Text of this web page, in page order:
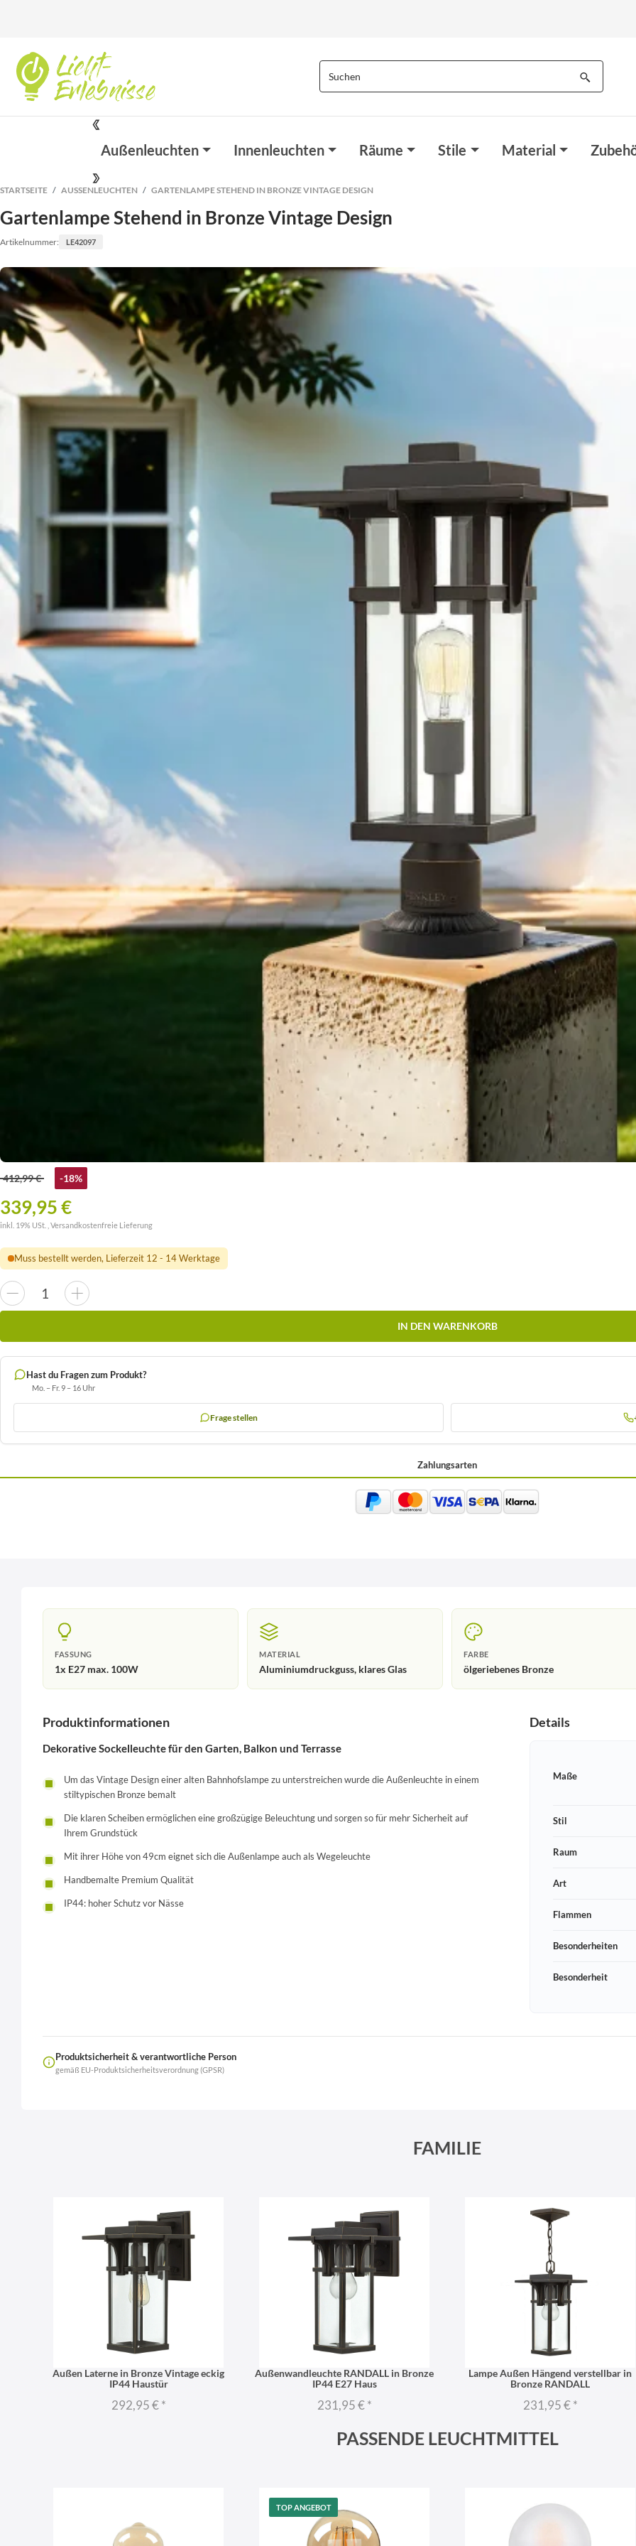
Außenleuchten Innenleuchten Räume Stile Material
STARTSEITE AUSSENLEUCHTEN GARTENLAMPE STEHEND IN BRONZE VINTAGE DESIGN
Gartenlampe Stehend in Bronze Vintage Design
Artikelnummer: LE42097
412,99 € -18%
339,95 €
inkl. 19% USt. , Versandkostenfreie Lieferung
Muss bestellt werden, Lieferzeit 12 - 14 Werktage
IN DEN WARENKORB
Hast du Fragen zum Produkt?
Mo. – Fr. 9 – 16 Uhr
Frage stellen
Zahlungsarten
FASSUNG
1x E27 max. 100W
MATERIAL
Aluminiumdruckguss, klares Glas
FARBE
ölgeriebenes Bronze
Produktinformationen
Dekorative Sockelleuchte für den Garten, Balkon und Terrasse
Um das Vintage Design einer alten Bahnhofslampe zu unterstreichen wurde die Außenleuchte in einem
stiltypischen Bronze bemalt
Die klaren Scheiben ermöglichen eine großzügige Beleuchtung und sorgen so für mehr Sicherheit auf
Ihrem Grundstück
Mit ihrer Höhe von 49cm eignet sich die Außenlampe auch als Wegeleuchte
Handbemalte Premium Qualität
IP44: hoher Schutz vor Nässe
Details
Maße
Stil
Raum
Art
Flammen
Besonderheiten
Besonderheit
Produktsicherheit & verantwortliche Person
gemäß EU-Produktsicherheitsverordnung (GPSR)
FAMILIE
Außen Laterne in Bronze Vintage eckig
IP44 Haustür
292,95 €*
Außenwandleuchte RANDALL in Bronze
IP44 E27 Haus
231,95 €*
Lampe Außen Hängend verstellbar in
Bronze RANDALL
231,95 €*
PASSENDE LEUCHTMITTEL
TOP ANGEBOT